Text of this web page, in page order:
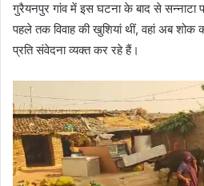
गुरैयनपुर गांव में इस घटना के बाद से
पहले तक विवाह की खुशियां थीं, वहां अब शोक
प्रति संवेदना व्यक्त कर रहे हैं।